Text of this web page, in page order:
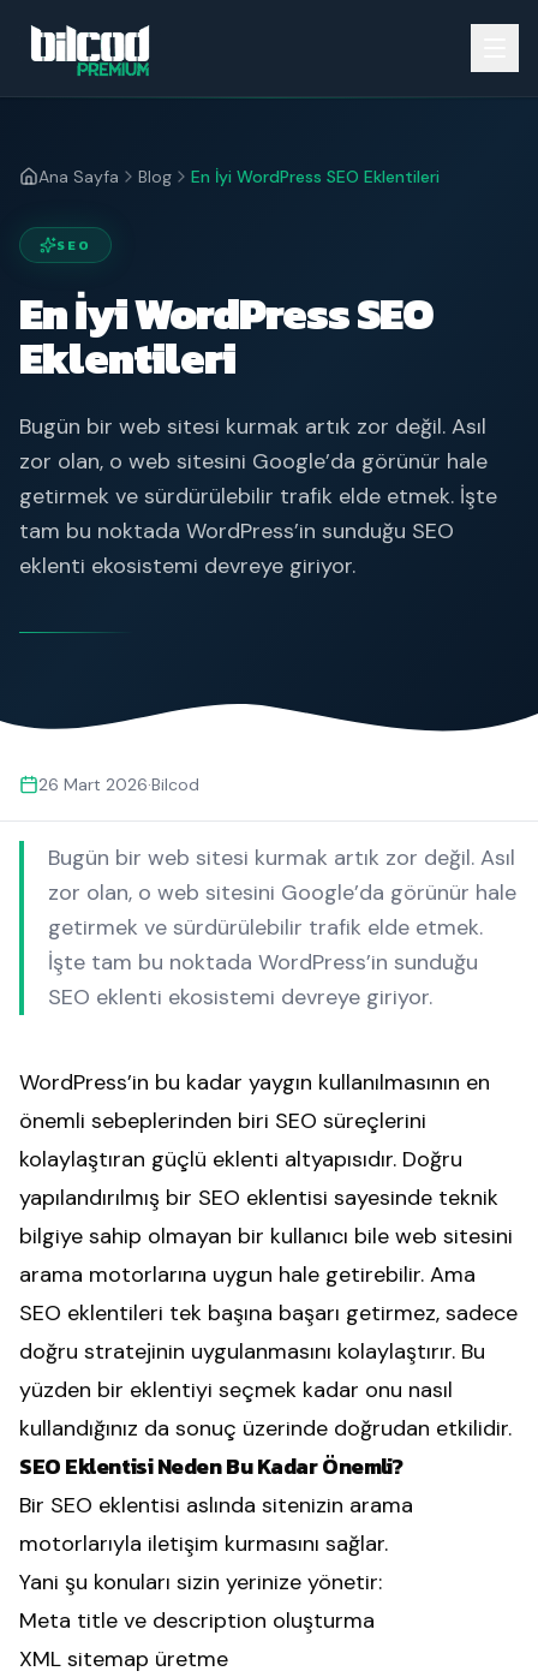
Ana Sayfa Blog En İyi WordPress SEO Eklentileri
SEO
En İyi WordPress SEO
Eklentileri
Bugün bir web sitesi kurmak artık zor değil. Asıl
zor olan, o web sitesini Google’da görünür hale
getirmek ve sürdürülebilir trafik elde etmek. İşte
tam bu noktada WordPress’in sunduğu SEO
eklenti ekosistemi devreye giriyor.
26 Mart 2026·Bilcod
Bugün bir web sitesi kurmak artık zor değil. Asıl
zor olan, o web sitesini Google’da görünür hale
getirmek ve sürdürülebilir trafik elde etmek.
İşte tam bu noktada WordPress’in sunduğu
SEO eklenti ekosistemi devreye giriyor.
WordPress’in bu kadar yaygın kullanılmasının en
önemli sebeplerinden biri SEO süreçlerini
kolaylaştıran güçlü eklenti altyapısıdır. Doğru
yapılandırılmış bir SEO eklentisi sayesinde teknik
bilgiye sahip olmayan bir kullanıcı bile web sitesini
arama motorlarına uygun hale getirebilir. Ama
SEO eklentileri tek başına başarı getirmez, sadece
doğru stratejinin uygulanmasını kolaylaştırır. Bu
yüzden bir eklentiyi seçmek kadar onu nasıl
kullandığınız da sonuç üzerinde doğrudan etkilidir.
SEO Eklentisi Neden Bu Kadar Önemli?
Bir SEO eklentisi aslında sitenizin arama
motorlarıyla iletişim kurmasını sağlar.
Yani şu konuları sizin yerinize yönetir:
Meta title ve description oluşturma
XML sitemap üretme